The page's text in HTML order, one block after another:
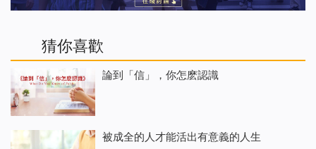
猜你喜歡
論到「信」，你怎麽認識
被成全的人才能活出有意義的人生